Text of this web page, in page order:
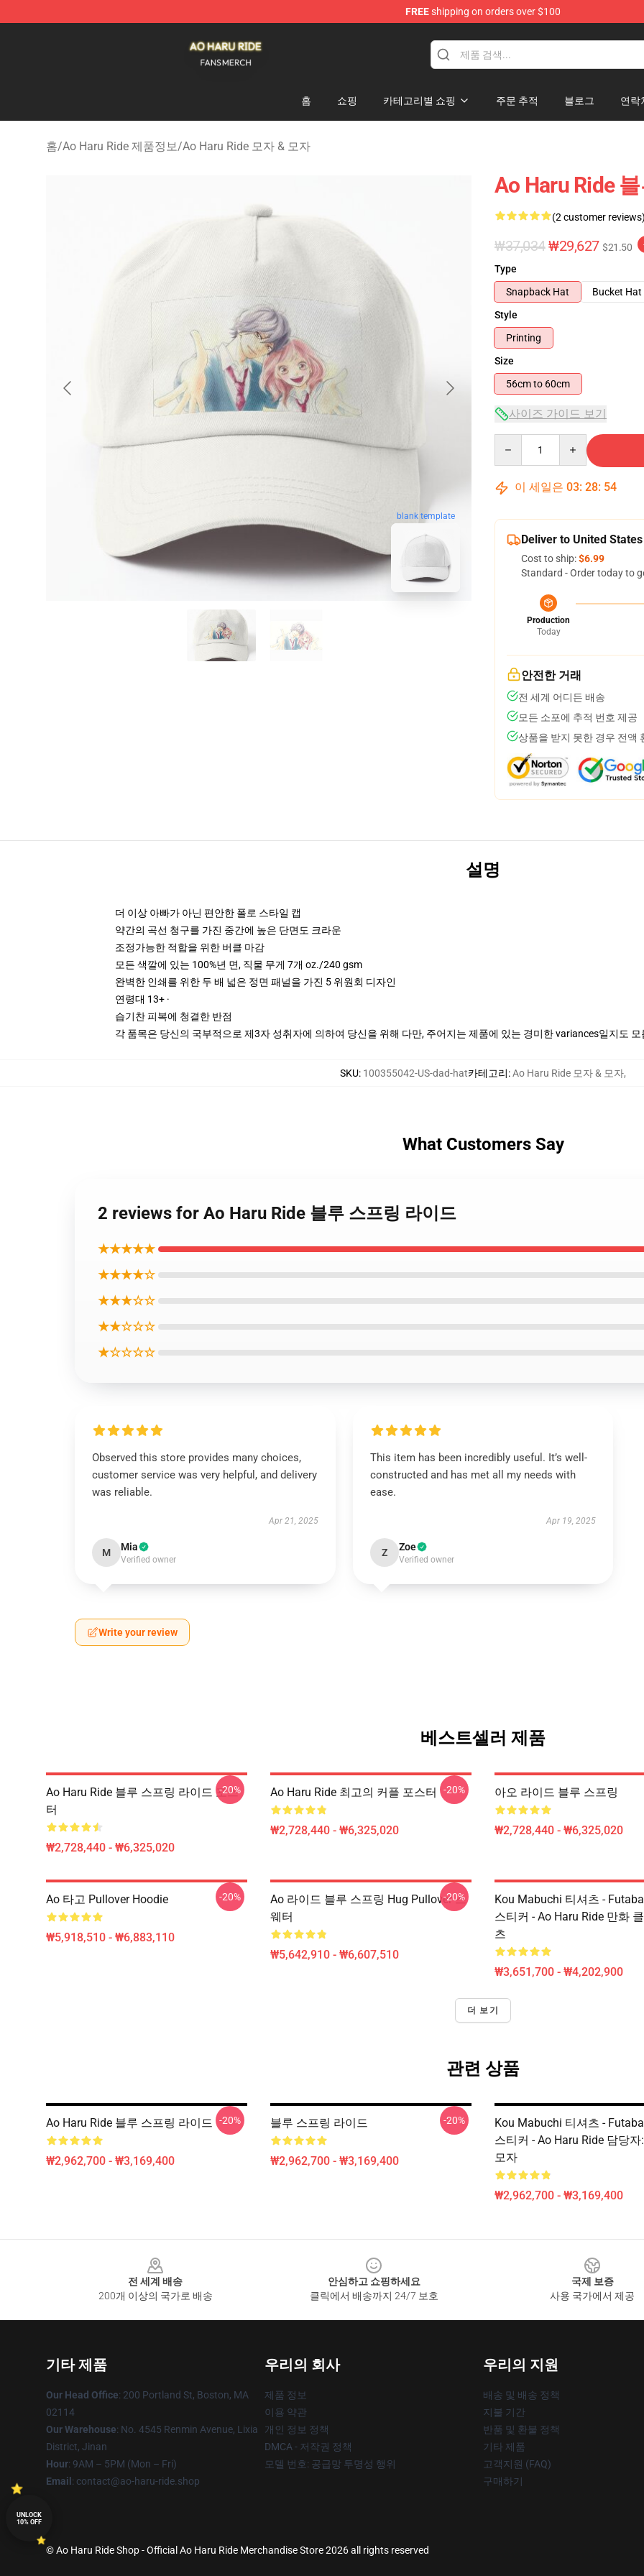
FREEshipping on orders over $100
홈 쇼핑 카테고리별 쇼핑 주문 추적 블로그 연락
홈/Ao Haru Ride 제품정보/Ao Haru Ride 모자 & 모자
blank template
Ao Haru Ride
(2 customer
₩37,034₩29,627 $21.50
Type
Snapback Hat
Bucket Hat
Style
Printing
Size
56cm to 60cm
사이즈 가이드 보기
이 세일은 03: 28: 53
Deliver to United States
Cost to ship:$6.99
Standard - Order today to
Production
Today
안전한 거래
전 세계 어디든 배송
모든 소포에 추적 번호 제공
상품을 받지 못한 경우 전액
설명
더 이상 아빠가 아닌 편안한 폴로 스타일 캡
약간의 곡선 청구를 가진 중간에 높은 단면도 크라운
조정가능한 적합을 위한 버클 마감
모든 색깔에 있는 100%년 면, 직물 무게 7개 oz./240 gsm
완벽한 인쇄를 위한 두 배 넓은 정면 패널을 가진 5 위원회 디자인
연령대 13+ ·
습기찬 피복에 청결한 반점
각 품목은 당신의 국부적으로 제3자 성취자에 의하여 당신을 위해 다만, 주어지는 제품에 있는 경미한 variances일지도
SKU: 100355042-US-dad-hat카테고리:Ao Haru Ride 모자 & 모자,
What Customers Say
2 reviews for Ao Haru Ride 블루 스프링 라이드
★★★★★
★★★★☆
★★★☆☆
★★☆☆☆
★☆☆☆☆
Observed this store provides many choices,
customer service was very helpful, and delivery
was reliable.
Apr 21, 2025
M Mia
Verified owner
This item has been incredibly useful. It’s well-
constructed and has met all my needs with
ease.
Apr 19, 2025
Z Zoe
Verified owner
Write your review
베스트셀러 제품
Ao Haru Ride 블루 스프링 라이드 포스
터
₩2,728,440 - ₩6,325,020
-20% Ao Haru Ride 최고의 커플 포스터
₩2,728,440 - ₩6,325,020
-20% 아오 라이드 블루 스프링
₩2,728,440 - ₩6,325,020
Ao 타고 Pullover Hoodie
₩5,918,510 - ₩6,883,110
-20%
Ao 라이드 블루 스프링 Hug Pullover 스
웨터
₩5,642,910 - ₩6,607,510
-20%
Kou Mabuchi 티셔츠 -
스티커 - Ao Haru Ride 만화
츠
₩3,651,700 - ₩4,202,900
더 보기
관련 상품
Ao Haru Ride 블루 스프링 라이드
₩2,962,700 - ₩3,169,400
-20% 블루 스프링 라이드
₩2,962,700 - ₩3,169,400
-20%
Kou Mabuchi 티셔츠 -
스티커 - Ao Haru Ride 담당
모자
₩2,962,700 - ₩3,169,400
전 세계 배송
200개 이상의 국가로 배송
안심하고 쇼핑하세요
클릭에서 배송까지 24/7 보호
국제 보증
사용 국가에서 제공
기타 제품
Our Head Office: 200 Portland St, Boston, MA
02114
Our Warehouse: No. 4545 Renmin Avenue, Lixia
District, Jinan
Hour: 9AM – 5PM (Mon – Fri)
Email : contact@ao-haru-ride.shop
우리의 회사
제품 정보
이용 약관
개인 정보 정책
DMCA - 저작권 정책
모델 번호: 공급망 투명성 행위
우리의 지원
배송 및 배송 정책
지불 기간
반품 및 환불 정책
기타 제품
고객지원 (FAQ)
구매하기
© Ao Haru Ride Shop - Official Ao Haru Ride Merchandise Store 2026 all rights reserved
UNLOCK
10% OFF